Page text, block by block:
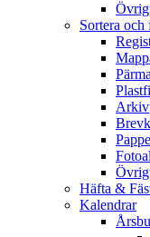
Sortera och
Häfta &
Kalendrar